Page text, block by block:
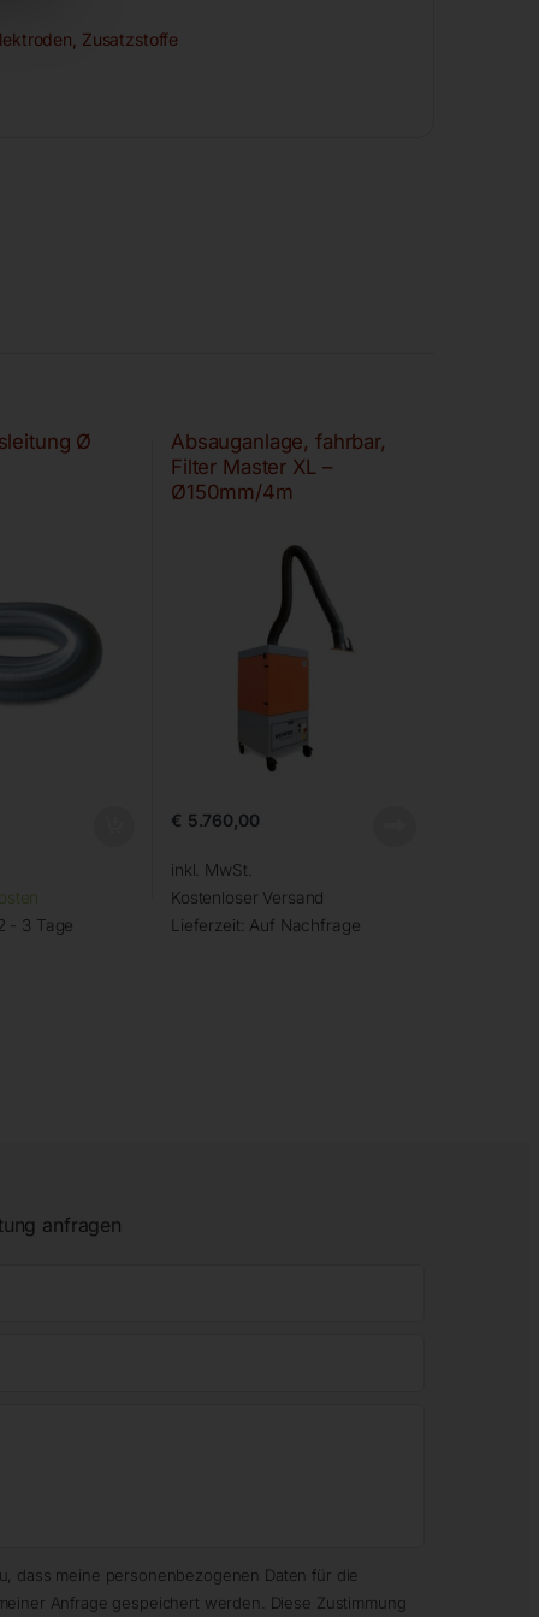
Zusatzstoffe
Ø
- 3 Tage
Absauganlage, fahrbar,
Filter Master XL –
Ø150mm/4m
€ 5.760,00
inkl. MwSt.
Kostenloser Versand
Lieferzeit: Auf Nachfrage
anfragen
dass meine personenbezogenen Daten für die
Anfrage gespeichert werden. Diese Zustimmung